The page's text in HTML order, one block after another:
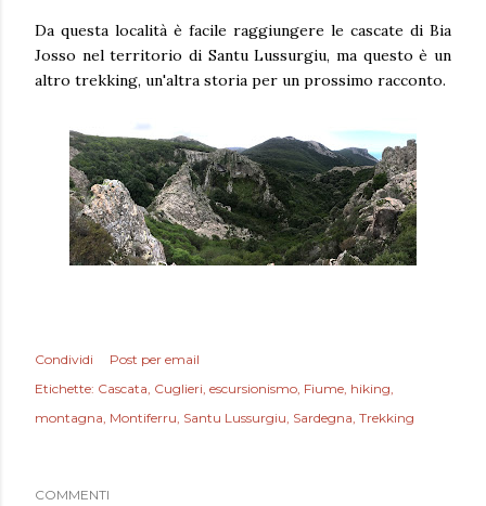
Da questa località è facile raggiungere le cascate di Bia
Josso nel territorio di Santu Lussurgiu, ma questo è un
altro trekking, un'altra storia per un prossimo racconto.
Condividi
Post per email
Etichette: Cascata Cuglieri escursionismo Fiume hiking
montagna Montiferru Santu Lussurgiu Sardegna Trekking
COMMENTI